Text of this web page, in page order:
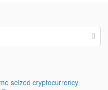
seized cryptocurrency